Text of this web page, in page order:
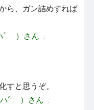
ら、ガン詰めすれば
´ ）さん ：
すと思うぞ。
ハ´ ）さん ：